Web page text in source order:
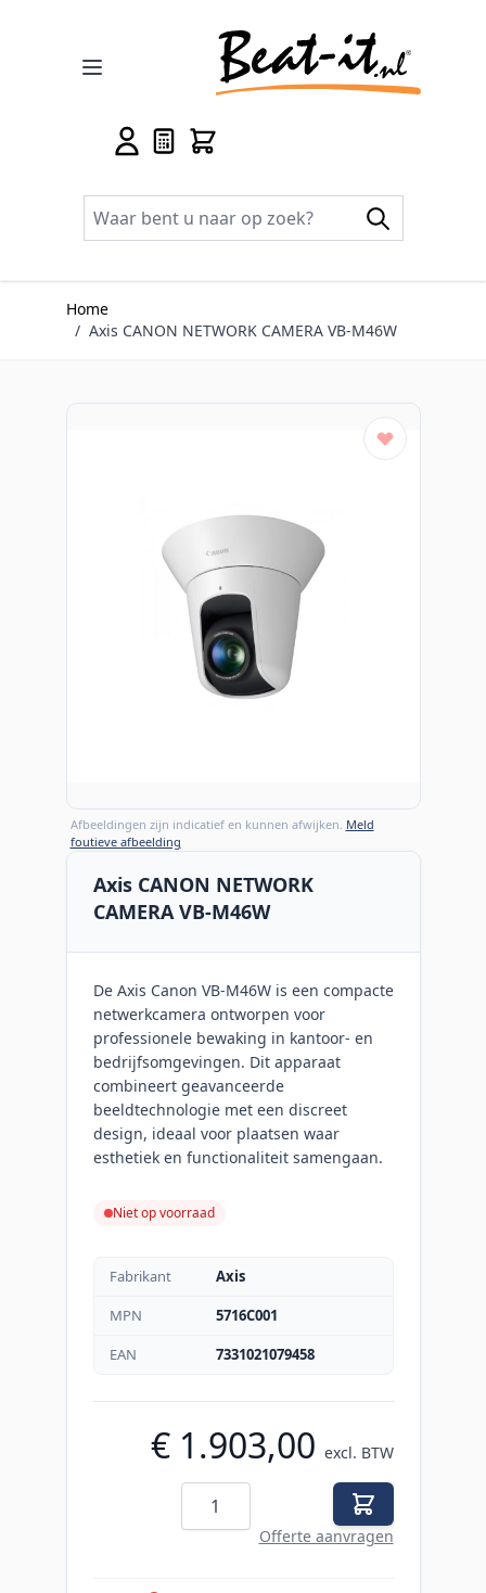
Home
/ Axis CANON NETWORK CAMERA VB-M46W
Afbeeldingen zijn indicatief en kunnen afwijken. Meld
foutieve afbeelding
Axis CANON NETWORK
CAMERA VB-M46W
De Axis Canon VB-M46W is een compacte
netwerkcamera ontworpen voor
professionele bewaking in kantoor- en
bedrijfsomgevingen. Dit apparaat
combineert geavanceerde
beeldtechnologie met een discreet
design, ideaal voor plaatsen waar
esthetiek en functionaliteit samengaan.
Niet op voorraad
Fabrikant
Axis
MPN
5716C001
EAN
7331021079458
€ 1.903,00 excl. BTW
Aantal
Offerte aanvragen